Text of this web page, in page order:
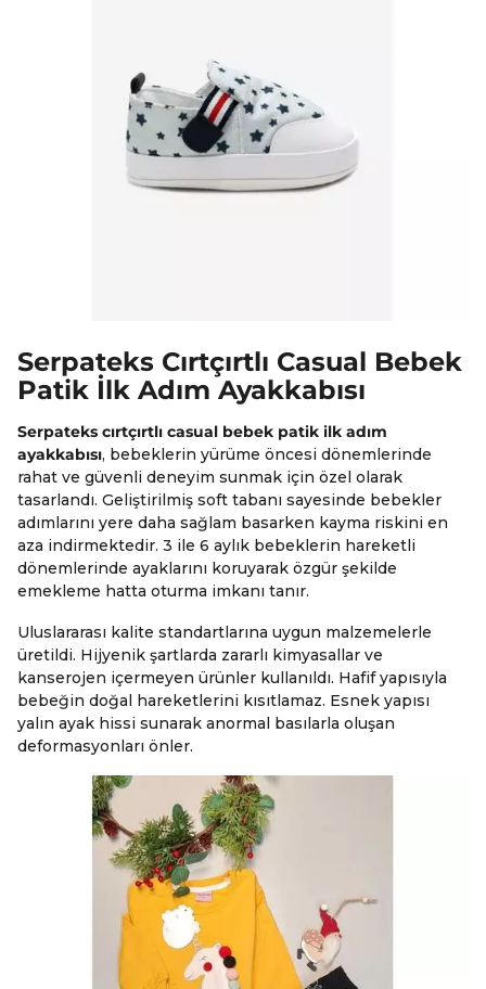
Serpateks Cırtçırtlı Casual Bebek
Patik İlk Adım Ayakkabısı
Serpateks cırtçırtlı casual bebek patik ilk adım
ayakkabısı, bebeklerin yürüme öncesi dönemlerinde
rahat ve güvenli deneyim sunmak için özel olarak
tasarlandı. Geliştirilmiş soft tabanı sayesinde bebekler
adımlarını yere daha sağlam basarken kayma riskini en
aza indirmektedir. 3 ile 6 aylık bebeklerin hareketli
dönemlerinde ayaklarını koruyarak özgür şekilde
emekleme hatta oturma imkanı tanır.
Uluslararası kalite standartlarına uygun malzemelerle
üretildi. Hijyenik şartlarda zararlı kimyasallar ve
kanserojen içermeyen ürünler kullanıldı. Hafif yapısıyla
bebeğin doğal hareketlerini kısıtlamaz. Esnek yapısı
yalın ayak hissi sunarak anormal basılarla oluşan
deformasyonları önler.